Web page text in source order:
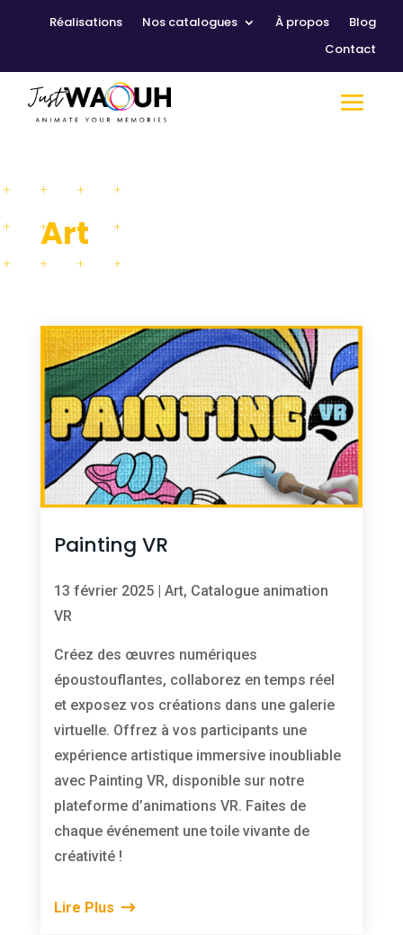
Réalisations Nos catalogues À propos
Blog
Contact
Art
Painting VR
13 février 2025| Art, Catalogue animation
VR
Créez des œuvres numériques
époustouflantes, collaborez en temps réel
et exposez vos créations dans une galerie
virtuelle. Offrez à vos participants une
expérience artistique immersive inoubliable
avec Painting VR, disponible sur notre
plateforme d’animations VR. Faites de
chaque événement une toile vivante de
créativité !
Lire Plus